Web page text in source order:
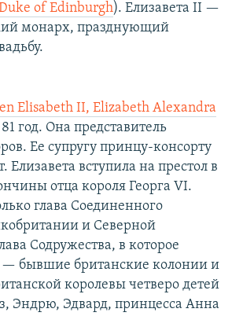
of Edinburgh). Елизавета II —
монарх, празднующий
Elisabeth II, Elizabeth Alexandra
год. Она представитель
Ее супругу принцу-консорту
вступила на престол в
отца короля Георга VI.
глава Соединенного
и Северной
Содружества, в которое
— бывшие британские колонии и
королевы четверо детей
Эндрю, Эдвард, принцесса Анна